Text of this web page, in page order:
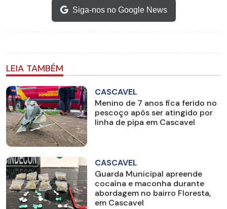
Siga-nos no Google News
LEIA TAMBÉM
CASCAVEL
Menino de 7 anos fica ferido no
pescoço após ser atingido por
linha de pipa em Cascavel
CASCAVEL
Guarda Municipal apreende
cocaína e maconha durante
abordagem no bairro Floresta,
em Cascavel